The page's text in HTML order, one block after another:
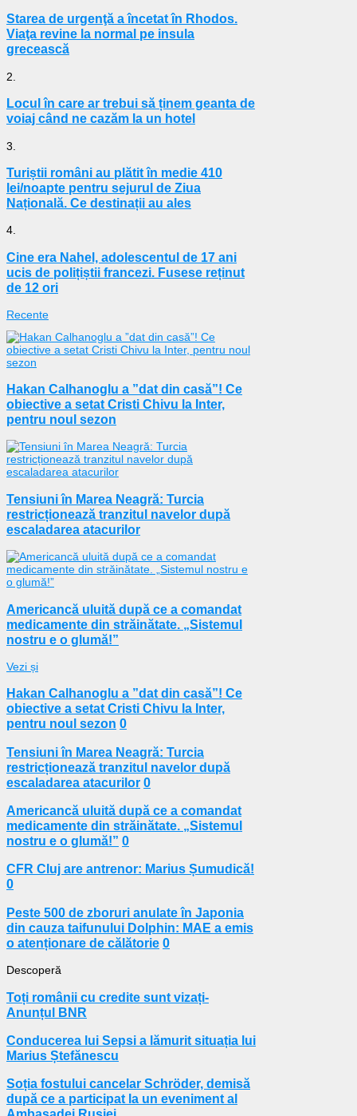
Starea de urgenţă a încetat în Rhodos.
Viaţa revine la normal pe insula
grecească
2.
Locul în care ar trebui să ținem geanta de
voiaj când ne cazăm la un hotel
3.
Turiștii români au plătit în medie 410
lei/noapte pentru sejurul de Ziua
Națională. Ce destinații au ales
4.
Cine era Nahel, adolescentul de 17 ani
ucis de polițiștii francezi. Fusese reținut
de 12 ori
Recente
Hakan Calhanoglu a ”dat din casă”! Ce
obiective a setat Cristi Chivu la Inter,
pentru noul sezon
Tensiuni în Marea Neagră: Turcia
restricționează tranzitul navelor după
escaladarea atacurilor
Americancă uluită după ce a comandat
medicamente din străinătate. „Sistemul
nostru e o glumă!”
Vezi și
Hakan Calhanoglu a ”dat din casă”! Ce
obiective a setat Cristi Chivu la Inter,
pentru noul sezon 0
Tensiuni în Marea Neagră: Turcia
restricționează tranzitul navelor după
escaladarea atacurilor 0
Americancă uluită după ce a comandat
medicamente din străinătate. „Sistemul
nostru e o glumă!” 0
CFR Cluj are antrenor: Marius Șumudică!
0
Peste 500 de zboruri anulate în Japonia
din cauza taifunului Dolphin: MAE a emis
o atenționare de călătorie 0
Descoperă
Toți românii cu credite sunt vizați-
Anunțul BNR
Conducerea lui Sepsi a lămurit situația lui
Marius Ștefănescu
Soția fostului cancelar Schröder, demisă
după ce a participat la un eveniment al